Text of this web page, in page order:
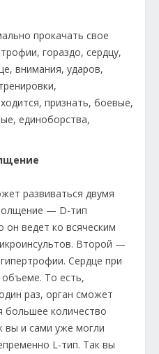
развиваться двумя
— D-тип
ведет ко всяческим
Второй —
Сердце при
объеме. То есть,
раз, орган сможет
большее количество
вы и сами уже могли
L-тип. Так вы